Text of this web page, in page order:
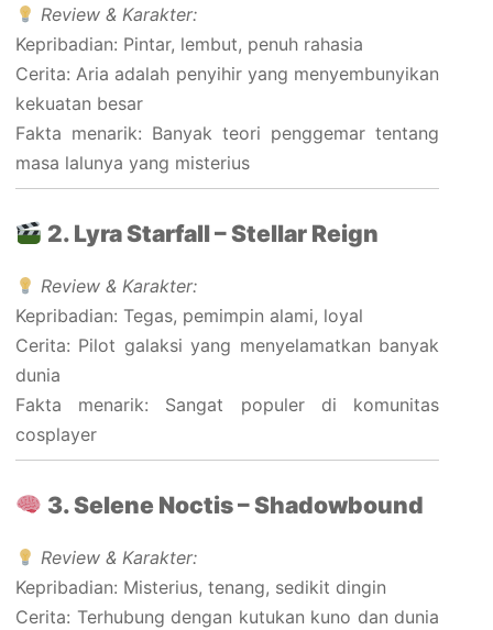
Review & Karakter:
Kepribadian: Pintar, lembut, penuh rahasia
Cerita: Aria adalah penyihir yang menyembunyikan
kekuatan besar
Fakta menarik: Banyak teori penggemar tentang
masa lalunya yang misterius
2. Lyra Starfall – Stellar Reign
Review & Karakter:
Kepribadian: Tegas, pemimpin alami, loyal
Cerita: Pilot galaksi yang menyelamatkan banyak
dunia
Fakta menarik: Sangat populer di komunitas
cosplayer
3. Selene Noctis – Shadowbound
Review & Karakter:
Kepribadian: Misterius, tenang, sedikit dingin
Cerita: Terhubung dengan kutukan kuno dan dunia